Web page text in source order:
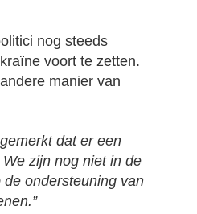
nog steeds
voort te zetten.
manier van
dat er een
zijn nog niet in de
ondersteuning van